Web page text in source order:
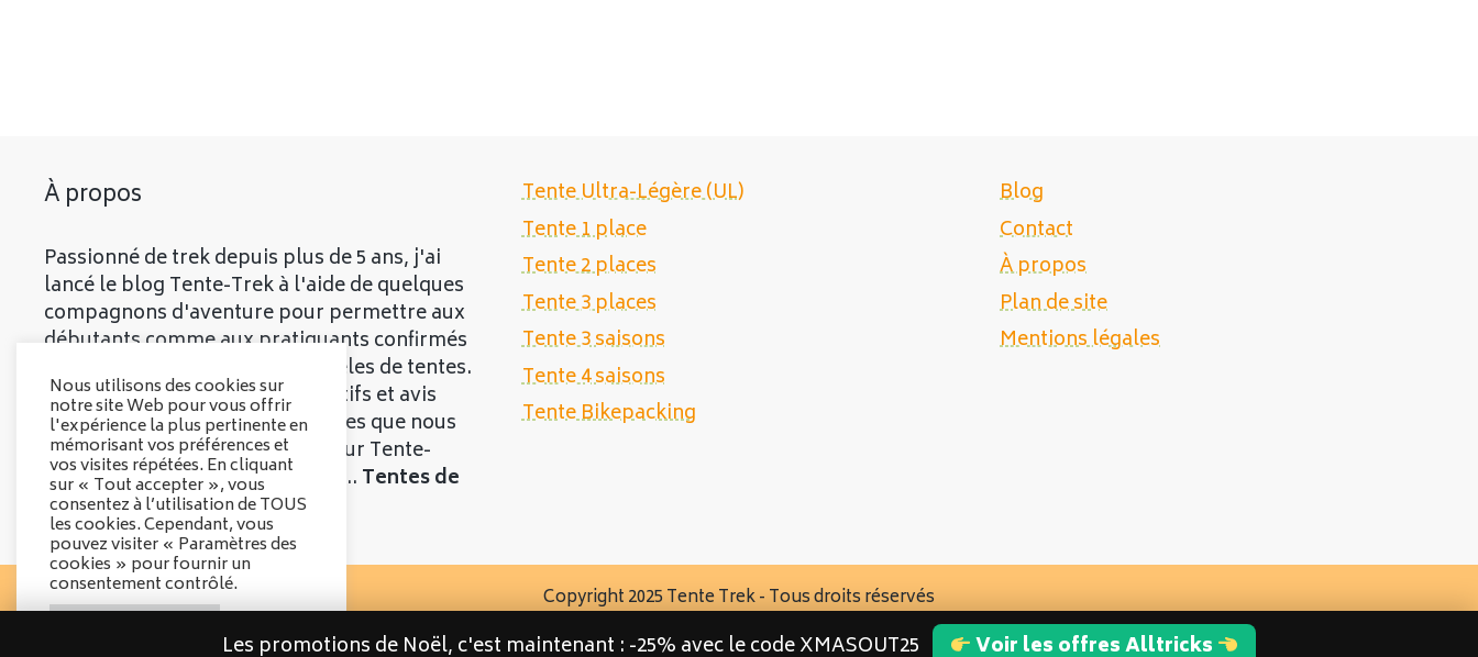
À propos
Passionné de trek depuis plus de 5 ans, j'ai
lancé le blog Tente-Trek à l'aide de quelques
compagnons d'aventure pour permettre aux
débutants comme aux pratiquants confirmés
de découvrir les meilleurs modèles de tentes.
Vous trouverez divers comparatifs et avis
objectifs sur les différentes tentes que nous
vous présenterons. Bienvenue sur Tente-
Trek, le comparatif qui parle de... Tentes de
Trek!
Tente Ultra-Légère (UL)
Tente 1 place
Tente 2 places
Tente 3 places
Tente 3 saisons
Tente 4 saisons
Tente Bikepacking
Blog
Contact
À propos
Plan de site
Mentions légales
Copyright 2025 Tente Trek - Tous droits réservés
Nous utilisons des cookies sur
notre site Web pour vous offrir
l'expérience la plus pertinente en
mémorisant vos préférences et
vos visites répétées. En cliquant
sur « Tout accepter », vous
consentez à l’utilisation de TOUS
les cookies. Cependant, vous
pouvez visiter « Paramètres des
cookies » pour fournir un
consentement contrôlé.
Les promotions de Noël, c'est maintenant : -25% avec le code XMASOUT25 Voir les offres Alltricks